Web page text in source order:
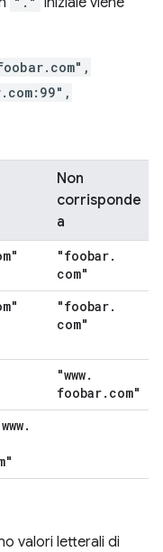
Non
corrisponde
a
"foobar.
com"
"foobar.
com"
"www.
foobar. com"
.
valori letterali di